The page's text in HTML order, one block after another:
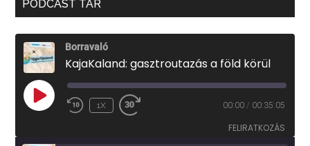
PODCAST TÁR
Borravaló
KajaKaland: gasztroutazás a föld körül
PLAY
EPISODE
1X 00:00 / 00:35:05
FELIRATKOZÁS